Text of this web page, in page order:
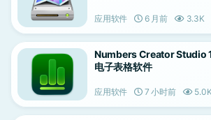
应用软件 6 月前 3.3K
Numbers Creator Studio
电子表格软件
应用软件 7 小时前 5.0K